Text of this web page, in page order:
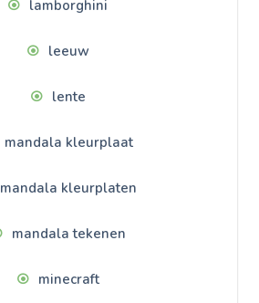
lamborghini
leeuw
lente
mandala kleurplaat
mandala kleurplaten
mandala tekenen
minecraft